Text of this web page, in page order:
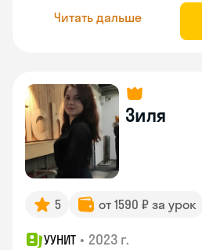
Читать дальше
Зиля
5 от 1590 ₽ за урок
УУНИТ • 2023 г.